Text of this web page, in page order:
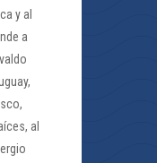
y al
a
al